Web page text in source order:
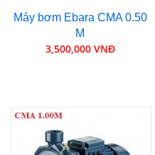
Máy bơm Ebara CMA 0.50
M
3,500,000 VNĐ